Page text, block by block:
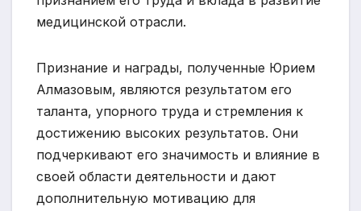
медицинской отрасли.
Признание и награды, полученные Юрием
Алмазовым, являются результатом его
таланта, упорного труда и стремления к
достижению высоких результатов. Они
подчеркивают его значимость и влияние в
своей области деятельности и дают
дополнительную мотивацию для